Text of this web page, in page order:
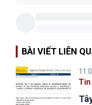
BÀI VIẾT LIÊN